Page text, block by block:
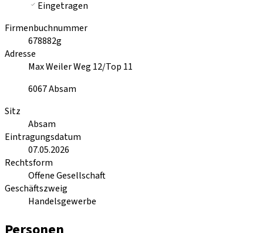
Eingetragen
Firmenbuchnummer
678882g
Adresse
Max Weiler Weg 12/Top 11
6067Absam
Sitz
Absam
Eintragungsdatum
07.05.2026
Rechtsform
Offene Gesellschaft
Geschäftszweig
Handelsgewerbe